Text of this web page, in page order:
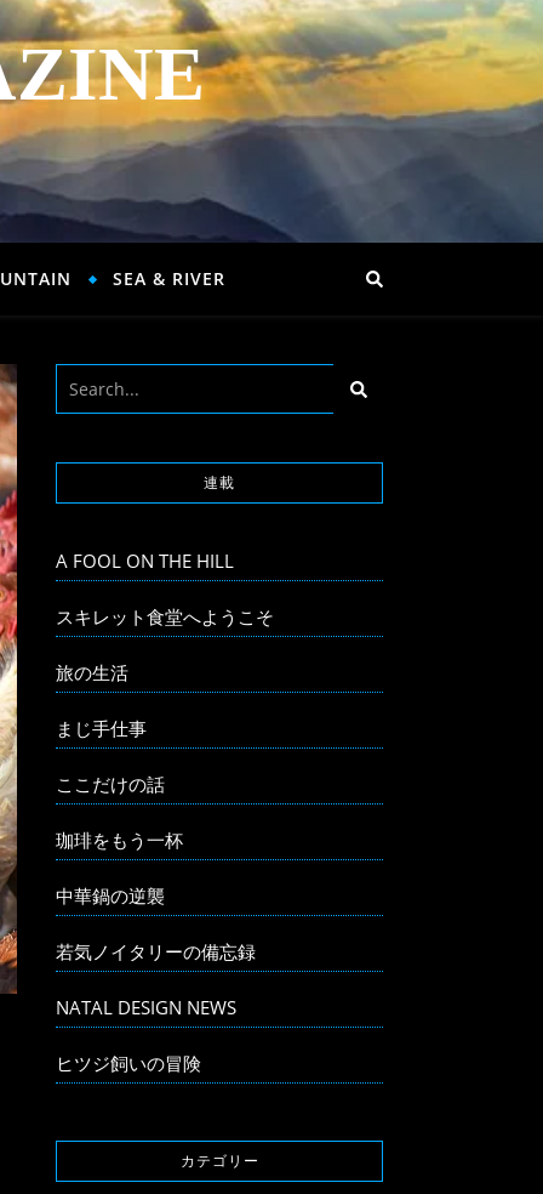
SEA & RIVER
連載
A FOOL ON THE HILL
スキレット食堂へようこそ
旅の生活
まじ手仕事
ここだけの話
珈琲をもう一杯
中華鍋の逆襲
若気ノイタリーの備忘録
NATAL DESIGN NEWS
ヒツジ飼いの冒険
カテゴリー